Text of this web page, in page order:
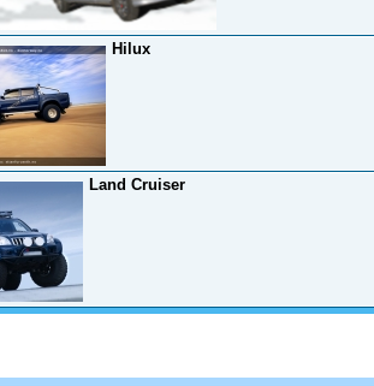
Hilux
Land Cruiser